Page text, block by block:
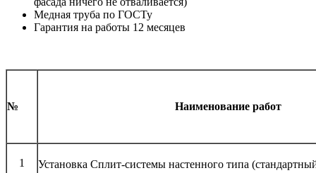
Медная труба по ГОСТу
Гарантия на работы 12 месяцев
№ Наименование работ
1 Установка Сплит-системы настенного типа